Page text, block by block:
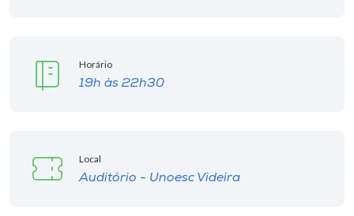
o idioma
Horário
19h às 22h30
Local
Auditório - Unoesc Videira